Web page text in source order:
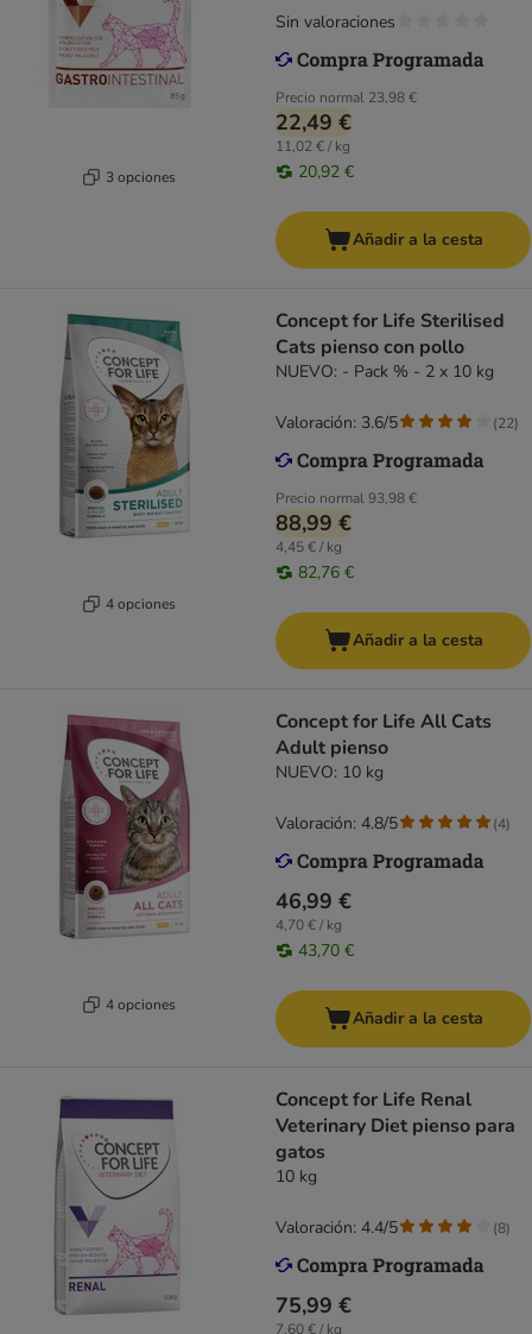
3 opciones
Precio normal 23,98 €
22,49 €
11,02 € / kg
20,92 €
Sin valoraciones
Añadir a la cesta
4 opciones
Concept for Life Sterilised
Cats pienso con pollo
NUEVO: - Pack % - 2 x 10 kg
Precio normal93,98 €
88,99 €
4,45 € / kg
82,76 €
Valoración: 3.6/5 (22)
Añadir a la cesta
4 opciones
Concept for Life All Cats
Adult pienso
NUEVO: 10 kg
46,99 €
4,70 € / kg
43,70 €
Valoración: 4.8/5 (4)
Añadir a la cesta
Concept for Life Renal
Veterinary Diet pienso para
gatos
10 kg
75,99 €
7,60 € / kg
Valoración: 4.4/5 (8)